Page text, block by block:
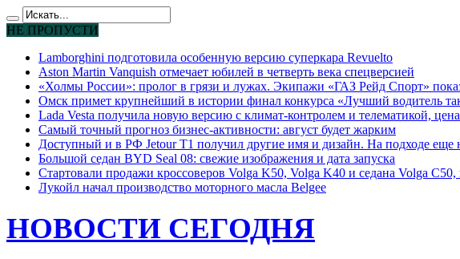
НЕ ПРОПУСТИ
Lamborghini подготовила особенную версию суперкара Revuelto
Aston Martin Vanquish отмечает юбилей в четверть века спецверсией
«Холмы России»: пролог в грязи и лужах. Экипажи «ГАЗ Рейд Спорт»
Омск примет крупнейший в истории финал конкурса «Лучший водитель
Lada Vesta получила новую версию с климат-контролем и телематикой, цена
Самый точный прогноз бизнес-активности: август будет жарким
Доступный и в РФ Jetour T1 получил другие имя и дизайн. На подходе еще
Большой седан BYD Seal 08: свежие изображения и дата запуска
Стартовали продажи кроссоверов Volga K50, Volga K40 и седана Volga
Лукойл начал производство моторного масла Belgee
НОВОСТИ СЕГОДНЯ